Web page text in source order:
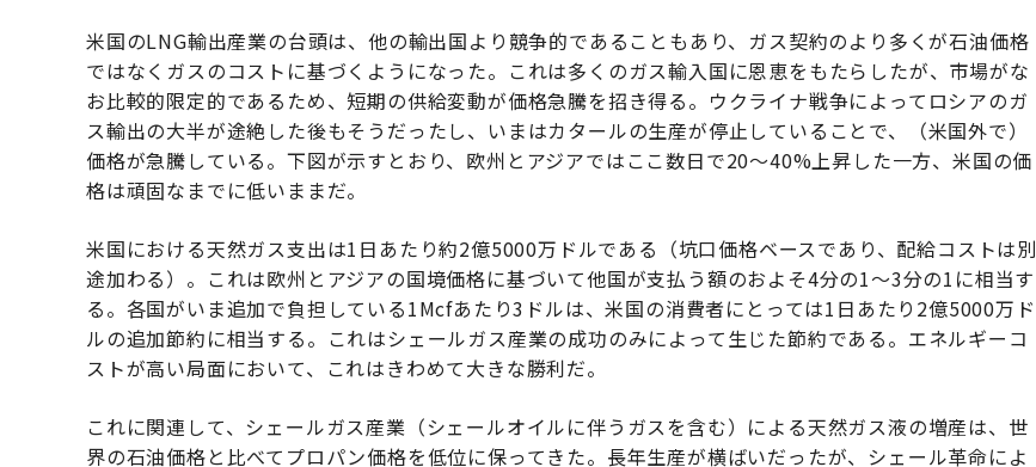
米国のLNG輸出産業の台頭は、他の輸出国より競争的であることもあり、ガス契約のより多くが石油価格
ではなくガスのコストに基づくようになった。これは多くのガス輸入国に恩恵をもたらしたが、市場がな
お比較的限定的であるため、短期の供給変動が価格急騰を招き得る。ウクライナ戦争によってロシアのガ
ス輸出の大半が途絶した後もそうだったし、いまはカタールの生産が停止していることで、（米国外で）
価格が急騰している。下図が示すとおり、欧州とアジアではここ数日で20〜40%上昇した一方、米国の価
格は頑固なまでに低いままだ。
米国における天然ガス支出は1日あたり約2億5000万ドルである（坑口価格ベースであり、配給コストは別
途加わる）。これは欧州とアジアの国境価格に基づいて他国が支払う額のおよそ4分の1〜3分の1に相当す
る。各国がいま追加で負担している1Mcfあたり3ドルは、米国の消費者にとっては1日あたり2億5000万ド
ルの追加節約に相当する。これはシェールガス産業の成功のみによって生じた節約である。エネルギーコ
ストが高い局面において、これはきわめて大きな勝利だ。
これに関連して、シェールガス産業（シェールオイルに伴うガスを含む）による天然ガス液の増産は、世
界の石油価格と比べてプロパン価格を低位に保ってきた。長年生産が横ばいだったが、シェール革命によ